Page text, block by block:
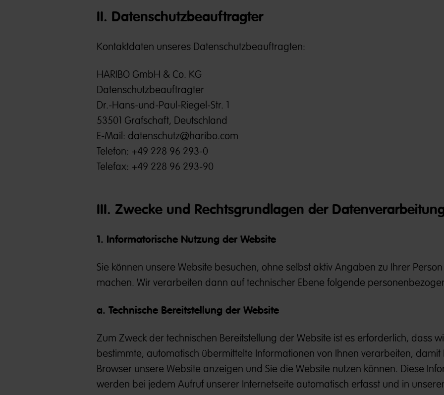
II. Datenschutzbeauftragter
Kontaktdaten unseres Datenschutzbeauftragten:
HARIBO GmbH & Co. KG
Datenschutzbeauftragter
Dr.-Hans-und-Paul-Riegel-Str. 1
53501 Grafschaft, Deutschland
E-Mail: datenschutz@haribo.com
Telefon: +49 228 96 293-0
Telefax: +49 228 96 293-90
III. Zwecke und Rechtsgrundlagen der
1. Informatorische Nutzung der Website
Sie können unsere Website besuchen, ohne selbst aktiv Angaben zu Ihrer
machen. Wir verarbeiten dann auf technischer Ebene folgende
a. Technische Bereitstellung der Website
Zum Zweck der technischen Bereitstellung der Website ist es erforderlich, dass
bestimmte, automatisch übermittelte Informationen von Ihnen verarbeiten, damit
Browser unsere Website anzeigen und Sie die Website nutzen können. Diese
werden bei jedem Aufruf unserer Internetseite automatisch erfasst und in